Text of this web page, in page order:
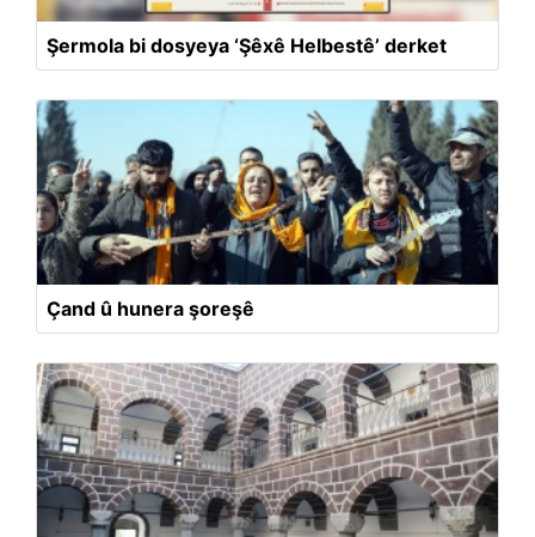
Şermola bi dosyeya ‘Şêxê Helbestê’ derket
Çand û hunera şoreşê